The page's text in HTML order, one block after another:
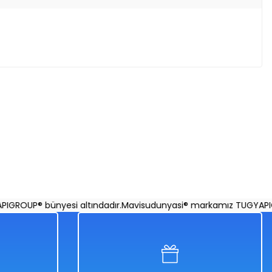
bünyesi altındadır.Mavisudunyasi® markamız